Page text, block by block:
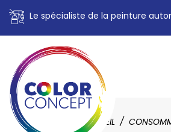
Le spécialiste de la peinture
ACCUEIL